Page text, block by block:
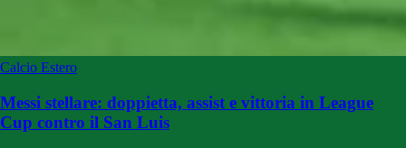
Calcio Estero
Messi stellare: doppietta, assist e vittoria in League
Cup contro il San Luis